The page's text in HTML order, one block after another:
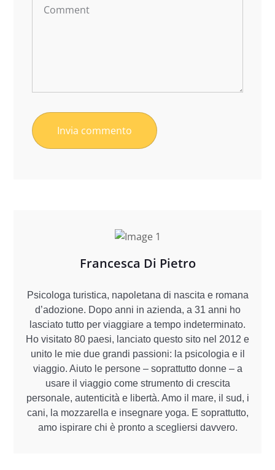
Francesca Di Pietro
Psicologa turistica, napoletana di nascita e romana
d’adozione. Dopo anni in azienda, a 31 anni ho
lasciato tutto per viaggiare a tempo indeterminato.
Ho visitato 80 paesi, lanciato questo sito nel 2012 e
unito le mie due grandi passioni: la psicologia e il
viaggio. Aiuto le persone – soprattutto donne – a
usare il viaggio come strumento di crescita
personale, autenticità e libertà. Amo il mare, il sud, i
cani, la mozzarella e insegnare yoga. E soprattutto,
amo ispirare chi è pronto a scegliersi davvero.